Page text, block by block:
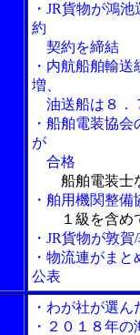
・JR貨物が鴻
約
契約を締結
・内航船舶輸
増、
油送船は８．
・船舶電装協
が
合格
船舶電装士
・舶用機関整
１級を含
・JR貨物が敦
・物流連がま
公表
・わが社が選
・２０１８年